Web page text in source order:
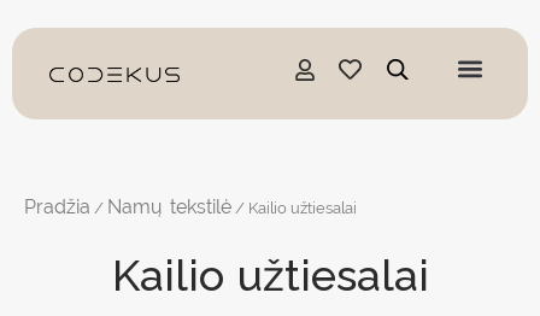
prie
turinio
Pradžia / Namų tekstilė/ Kailio užtiesalai
Kailio užtiesalai